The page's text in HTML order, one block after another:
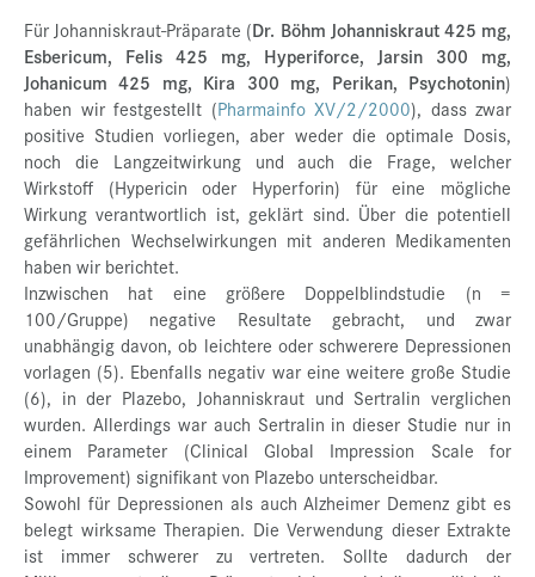
Für Johanniskraut-Präparate (Dr. Böhm Johanniskraut 425 mg,
Esbericum, Felis 425 mg, Hyperiforce, Jarsin 300 mg,
Johanicum 425 mg, Kira 300 mg, Perikan, Psychotonin)
haben wir festgestellt (Pharmainfo XV/2/2000), dass zwar
positive Studien vorliegen, aber weder die optimale Dosis,
noch die Langzeitwirkung und auch die Frage, welcher
Wirkstoff (Hypericin oder Hyperforin) für eine mögliche
Wirkung verantwortlich ist, geklärt sind. Über die potentiell
gefährlichen Wechselwirkungen mit anderen Medikamenten
haben wir berichtet.
Inzwischen hat eine größere Doppelblindstudie (n =
100/Gruppe) negative Resultate gebracht, und zwar
unabhängig davon, ob leichtere oder schwerere Depressionen
vorlagen (5). Ebenfalls negativ war eine weitere große Studie
(6), in der Plazebo, Johanniskraut und Sertralin verglichen
wurden. Allerdings war auch Sertralin in dieser Studie nur in
einem Parameter (Clinical Global Impression Scale for
Improvement) signifikant von Plazebo unterscheidbar.
Sowohl für Depressionen als auch Alzheimer Demenz gibt es
belegt wirksame Therapien. Die Verwendung dieser Extrakte
ist immer schwerer zu vertreten. Sollte dadurch der